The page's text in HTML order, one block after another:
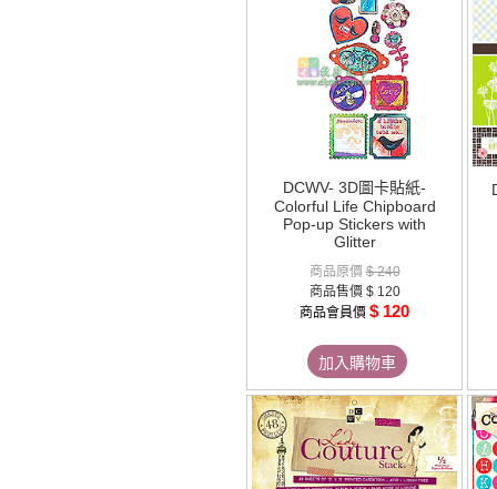
DCWV- 3D圖卡貼紙-
Colorful Life Chipboard
Pop-up Stickers with
Glitter
商品原價$ 240
商品售價 $ 120
商品會員價 $ 120
加入購物車